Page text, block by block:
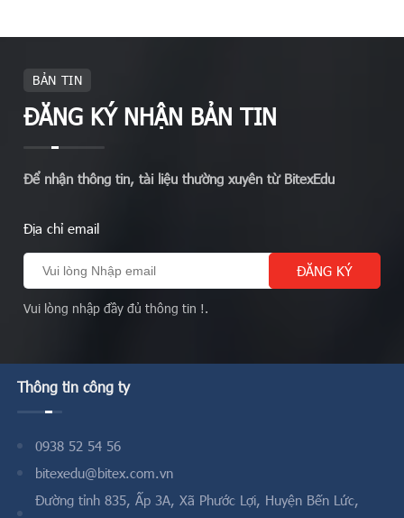
BẢN TIN
ĐĂNG KÝ NHẬN BẢN TIN
Để nhận thông tin, tài liệu thường xuyên từ BitexEdu
Địa chỉ email
Vui lòng nhập đầy đủ thông tin !.
Thông tin công ty
0938 52 54 56
bitexedu@bitex.com.vn
Đường tỉnh 835, Ấp 3A, Xã Phước Lợi, Huyện Bến Lức,